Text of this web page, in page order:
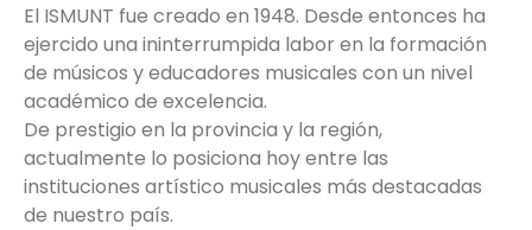
El ISMUNT fue creado en 1948. Desde entonces ha
ejercido una ininterrumpida labor en la formación
de músicos y educadores musicales con un nivel
académico de excelencia.
De prestigio en la provincia y la región,
actualmente lo posiciona hoy entre las
instituciones artístico musicales más destacadas
de nuestro país.